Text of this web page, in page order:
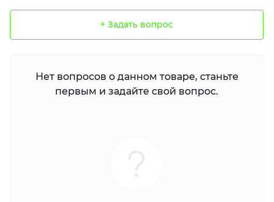
+ Задать вопрос
Нет вопросов о данном товаре, станьте
первым и задайте свой вопрос.